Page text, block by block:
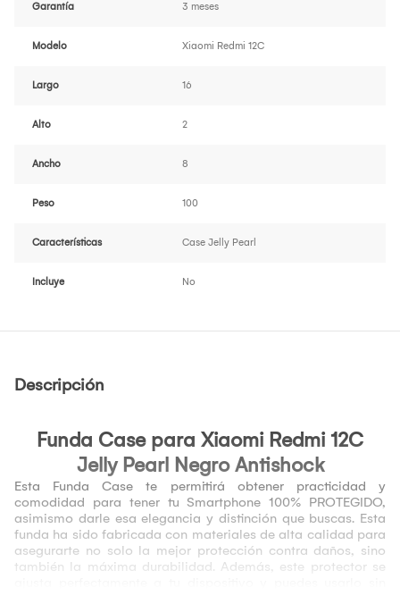
Garantía 3 meses
Modelo Xiaomi Redmi 12C
Largo 16
Alto 2
Ancho 8
Peso 100
Características Case Jelly Pearl
Incluye No
Descripción
Funda Case para Xiaomi Redmi 12C
Jelly Pearl Negro Antishock
Esta Funda Case te permitirá obtener practicidad y
comodidad para tener tu Smartphone 100% PROTEGIDO,
asimismo darle esa elegancia y distinción que buscas. Esta
funda ha sido fabricada con materiales de alta calidad para
asegurarte no solo la mejor protección contra daños, sino
también la máxima durabilidad. Además, este protector se